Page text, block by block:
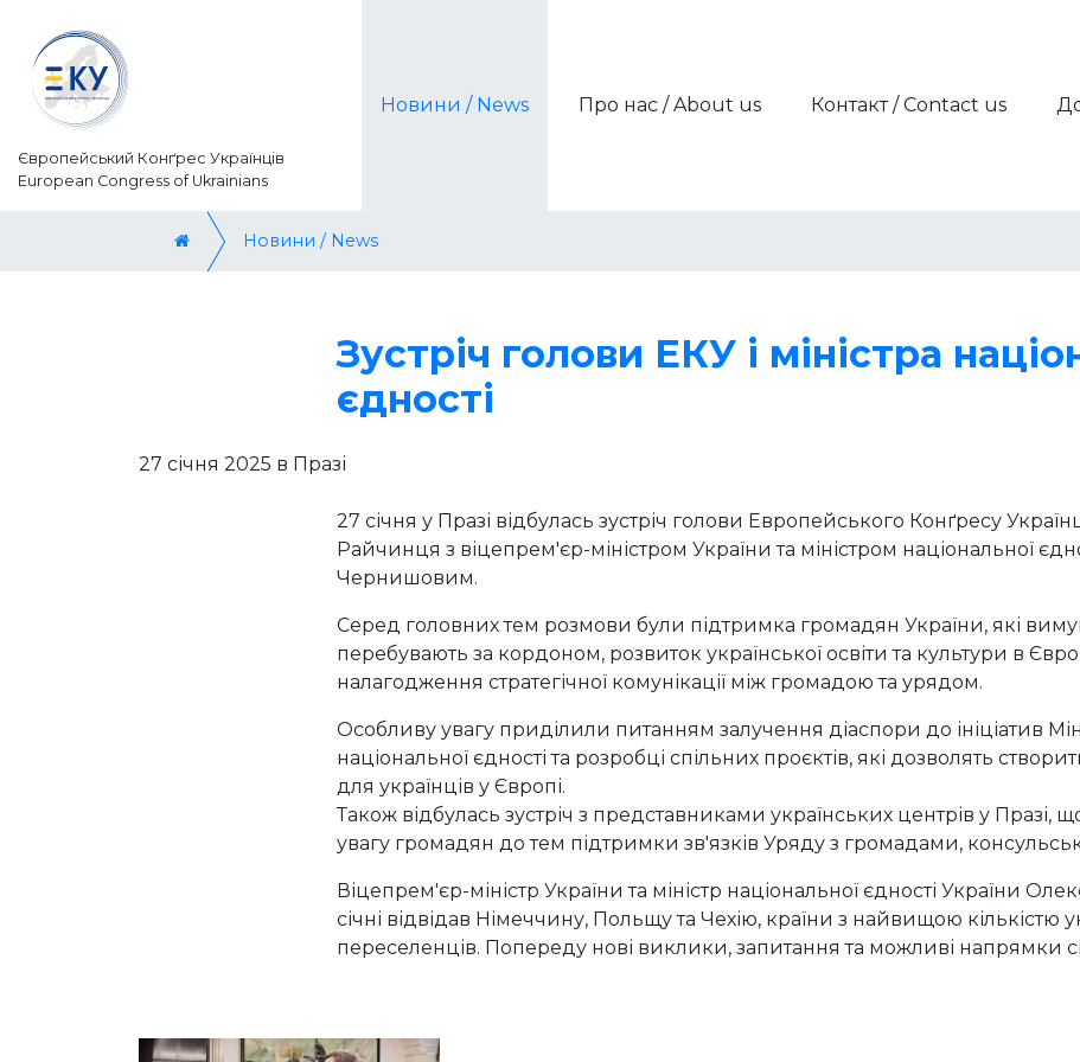
Європейський Конґрес Українців
European Congress of Ukrainians
Новини / News Про нас / About us Контакт / Contact us
Новини / News
Зустріч голови ЕКУ і міністра
єдності
27 січня 2025 в Празі
27 січня у Празі відбулась зустріч голови Европейського Конґресу
Райчинця з віцепрем'єр-міністром України та міністром національної
Чернишовим.
Серед головних тем розмови були підтримка громадян України, які
перебувають за кордоном, розвиток української освіти та культури в
налагодження стратегічної комунікації між громадою та урядом.
Особливу увагу приділили питанням залучення діаспори до ініціатив
національної єдності та розробці спільних проєктів, які дозволять
для українців у Європі.
Також відбулась зустріч з представниками українських центрів у Празі,
увагу громадян до тем підтримки зв'язків Уряду з громадами,
Віцепрем'єр-міністр України та міністр національної єдності України
січні відвідав Німеччину, Польщу та Чехію, країни з найвищою кількістю
переселенців. Попереду нові виклики, запитання та можливі напрямки